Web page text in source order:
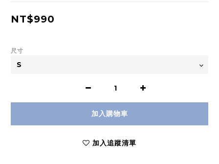
NT$990
尺寸
加入購物車
加入追蹤清單